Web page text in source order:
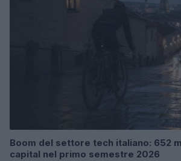
Boom del settore tech italiano: 652
capital nel primo semestre 2026